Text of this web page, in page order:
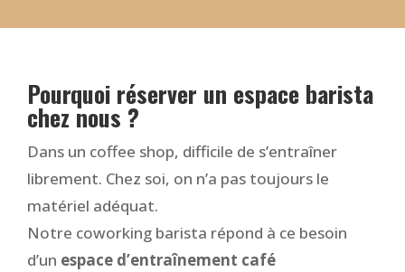
Pourquoi réserver un espace barista
chez nous ?
Dans un coffee shop, difficile de s’entraîner
librement. Chez soi, on n’a pas toujours le
matériel adéquat.
Notre coworking barista répond à ce besoin
d’un espace d’entraînement café